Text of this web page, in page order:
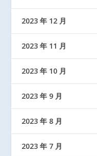
2023 年 12 月
2023 年 11 月
2023 年 10 月
2023 年 9 月
2023 年 8 月
2023 年 7 月